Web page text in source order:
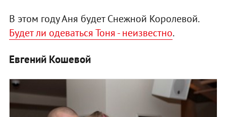
В этом году Аня будет Снежной Королевой.
Будет ли одеваться Тоня - неизвестно.
Евгений Кошевой